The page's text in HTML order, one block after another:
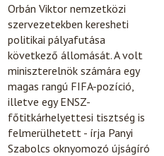
Orbán Viktor nemzetközi
szervezetekben keresheti
politikai pályafutása
következő állomását. A volt
miniszterelnök számára egy
magas rangú FIFA-pozíció,
illetve egy ENSZ-
főtitkárhelyettesi tisztség is
felmerülhetett - írja Panyi
Szabolcs oknyomozó újságíró